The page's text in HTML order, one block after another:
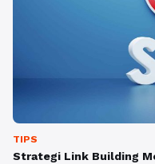
TIPS
Strategi Link Building